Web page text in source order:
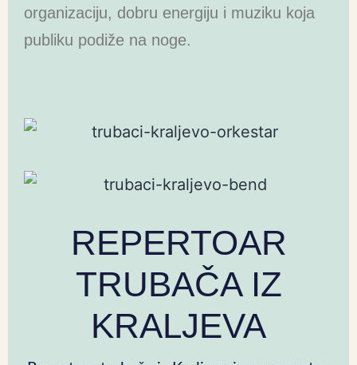
organizaciju, dobru energiju i muziku koja
publiku podiže na noge.
REPERTOAR
TRUBAČA IZ
KRALJEVA